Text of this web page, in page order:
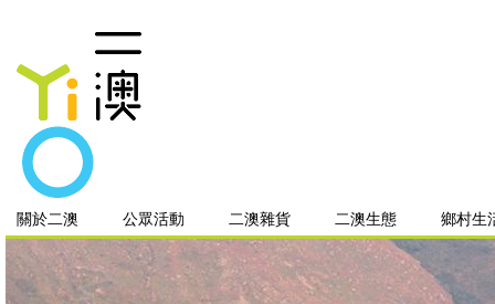
關於二澳 公眾活動 二澳雜貨 二澳生態 鄉村生